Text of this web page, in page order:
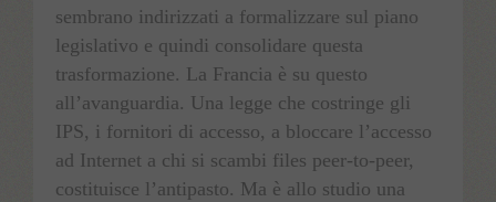
sembrano indirizzati a formalizzare sul piano
legislativo e quindi consolidare questa
trasformazione. La Francia è su questo
all’avanguardia. Una legge che costringe gli
IPS, i fornitori di accesso, a bloccare l’accesso
ad Internet a chi si scambi files peer-to-peer,
costituisce l’antipasto. Ma è allo studio una